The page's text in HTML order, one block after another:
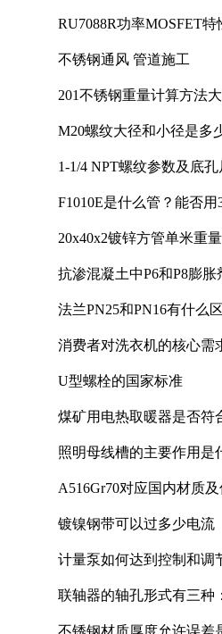
RU7088R功率MOSFET
不锈钢通风 管道施工
201不锈钢重量计算方法
M20螺纹大径和小径是多
1-1/4 NPT螺纹参数及底
F1010E是什么管？能否用
20x40x2镀锌方管单米重
抗渗混凝土中P6和P8膨
法兰PN25和PN16有什么
消费者对洗衣机的核心需
U型螺栓的国家标准
煤矿用电热取暖器是否符
照明母线槽的主要作用是
A516Gr70对应国内材质
镀镍钢带可以过多少电流
计量泵如何达到控制和调
联轴器的轴孔形式有三种
不锈钢材质厚度允许误差